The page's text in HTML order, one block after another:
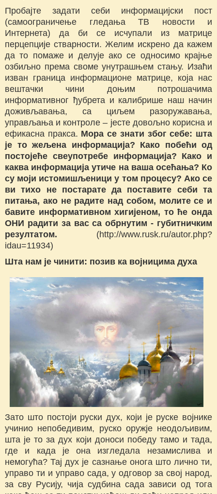
Пробајте задати себи информацијски пост
(самоограничење гледања ТВ новости и
Интернета) да би се исчупали из матрице
перцепције стварности. Желим искрено да кажем
да то помаже и делује ако се односимо крајње
озбиљно према своме унутрашњем стању. Изаћи
изван граница информационе матрице, која нас
вештачки чини доњим потрошачима
информативног ђубрета и калибрише наш начин
доживљавања, са циљем разоружавања,
управљања и контроле – јесте довољно корисна и
ефикасна пракса. Мора се знати због себе: шта
је то жељена информација? Како побећи од
постојеће свеупотребе информација? Како и
каква информација утиче на ваша осећања? Ко
су моји истомишљеници у том процесу? Ако се
ви тихо не постарате да поставите себи та
питања, ако не радите над собом, молите се и
бавите информативном хигијеном, то ће онда
ОНИ радити за вас са обрнутим - губитничким
резултатом. (http://www.rusk.ru/autor.php?
idau=11934)
Шта нам је чинити: позив ка војницима духа
Зато што постоји руски дух, који је руске војнике
учинио непобедивим, руско оружје неодољивим,
шта је то за дух који доноси победу тамо и тада,
где и када је она изгледала незамислива и
немогућа? Тај дух је сазнање онога што лично ти,
управо ти и управо сада, у одговор за свој народ,
за сву Русију, чија судбина сада зависи од тога